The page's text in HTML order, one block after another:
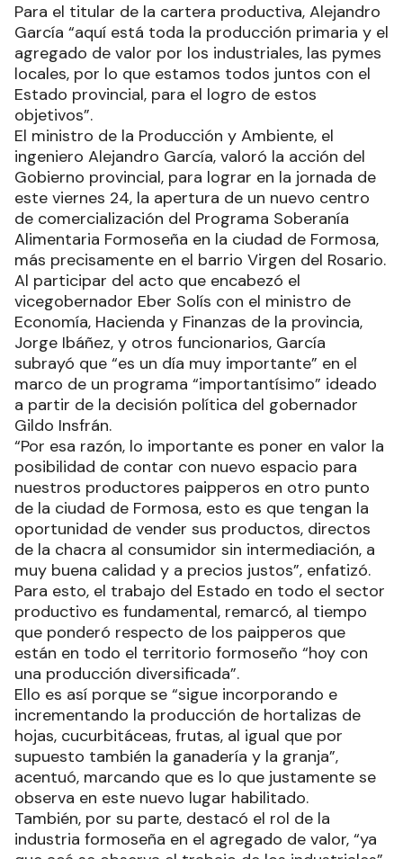
Para el titular de la cartera productiva, Alejandro
García “aquí está toda la producción primaria y el
agregado de valor por los industriales, las pymes
locales, por lo que estamos todos juntos con el
Estado provincial, para el logro de estos
objetivos”.
El ministro de la Producción y Ambiente, el
ingeniero Alejandro García, valoró la acción del
Gobierno provincial, para lograr en la jornada de
este viernes 24, la apertura de un nuevo centro
de comercialización del Programa Soberanía
Alimentaria Formoseña en la ciudad de Formosa,
más precisamente en el barrio Virgen del Rosario.
Al participar del acto que encabezó el
vicegobernador Eber Solís con el ministro de
Economía, Hacienda y Finanzas de la provincia,
Jorge Ibáñez, y otros funcionarios, García
subrayó que “es un día muy importante” en el
marco de un programa “importantísimo” ideado
a partir de la decisión política del gobernador
Gildo Insfrán.
“Por esa razón, lo importante es poner en valor la
posibilidad de contar con nuevo espacio para
nuestros productores paipperos en otro punto
de la ciudad de Formosa, esto es que tengan la
oportunidad de vender sus productos, directos
de la chacra al consumidor sin intermediación, a
muy buena calidad y a precios justos”, enfatizó.
Para esto, el trabajo del Estado en todo el sector
productivo es fundamental, remarcó, al tiempo
que ponderó respecto de los paipperos que
están en todo el territorio formoseño “hoy con
una producción diversificada”.
Ello es así porque se “sigue incorporando e
incrementando la producción de hortalizas de
hojas, cucurbitáceas, frutas, al igual que por
supuesto también la ganadería y la granja”,
acentuó, marcando que es lo que justamente se
observa en este nuevo lugar habilitado.
También, por su parte, destacó el rol de la
industria formoseña en el agregado de valor, “ya